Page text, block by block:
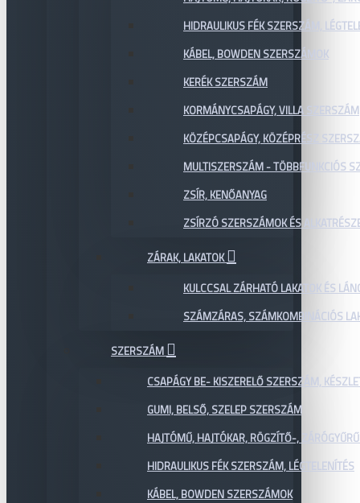
HIDRAULIKUS FÉK SZERSZÁM,
KÁBEL, BOWDEN SZERSZÁMOK
KERÉK SZERSZÁM
KORMÁNYCSAPÁGY, VILLA SZERSZÁM
KÖZÉPCSAPÁGY, KÖZÉPRÉSZ
MULTISZERSZÁM - TÖBBFUNKCIÓS
ZSÍR, KENŐANYAG
ZSÍRZÓ SZERSZÁMOK ÉS
ZÁRAK, LAKATOK
KULCCSAL ZÁRHATÓ LAKATOK ÉS
SZÁMZÁRAS, SZÁMKOMBINÁCIÓS
SZERSZÁM
CSAPÁGY BE- KISZERELŐ SZERSZÁM,
GUMI, BELSŐ, SZELEP SZERSZÁM
HAJTÓMŰ, HAJTÓKAR, RÖGZÍTŐ-,
HIDRAULIKUS FÉK SZERSZÁM, LÉGTELENÍTÉS
KÁBEL, BOWDEN SZERSZÁMOK